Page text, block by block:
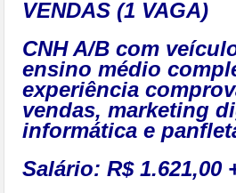
VENDAS (1 VAGA)
CNH A/B com
ensino médio
experiência
vendas, marketing
informática e
Salário: R$ 1.621,00